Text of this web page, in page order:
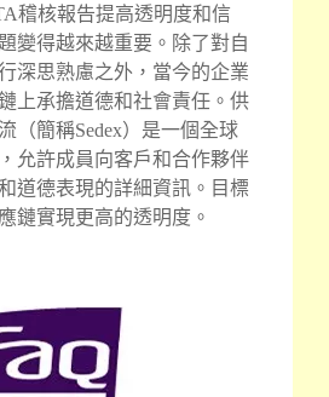
稽核報告提高透明度和信
變得越來越重要。除了對自
深思熟慮之外，當今的企業
上承擔道德和社會責任。供
（簡稱Sedex）是一個全球
允許成員向客戶和合作夥伴
道德表現的詳細資訊。目標
鏈實現更高的透明度。